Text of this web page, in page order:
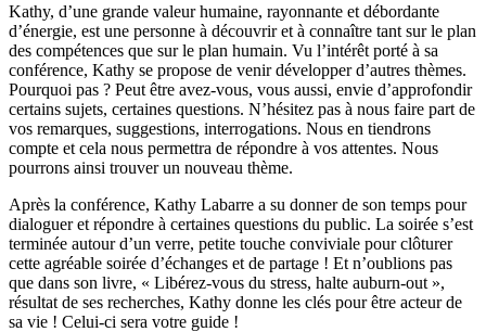
Kathy, d’une grande valeur humaine, rayonnante et débordante
d’énergie, est une personne à découvrir et à connaître tant sur le plan
des compétences que sur le plan humain. Vu l’intérêt porté à sa
conférence, Kathy se propose de venir développer d’autres thèmes.
Pourquoi pas ? Peut être avez-vous, vous aussi, envie d’approfondir
certains sujets, certaines questions. N’hésitez pas à nous faire part de
vos remarques, suggestions, interrogations. Nous en tiendrons
compte et cela nous permettra de répondre à vos attentes. Nous
pourrons ainsi trouver un nouveau thème.
Après la conférence, Kathy Labarre a su donner de son temps pour
dialoguer et répondre à certaines questions du public. La soirée s’est
terminée autour d’un verre, petite touche conviviale pour clôturer
cette agréable soirée d’échanges et de partage ! Et n’oublions pas
que dans son livre, « Libérez-vous du stress, halte auburn-out »,
résultat de ses recherches, Kathy donne les clés pour être acteur de
sa vie ! Celui-ci sera votre guide !